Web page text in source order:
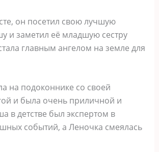
он посетил свою лучшую
и заметил её младшую сестру
главным ангелом на земле для
на подоконнике со своей
и была очень приличной и
в детстве был экспертом в
событий, а Леночка смеялась